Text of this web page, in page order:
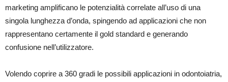
marketing amplificano le potenzialità correlate all’uso di una
singola lunghezza d’onda, spingendo ad applicazioni che non
rappresentano certamente il gold standard e generando
confusione nell’utilizzatore.
Volendo coprire a 360 gradi le possibili applicazioni in odontoiatria,